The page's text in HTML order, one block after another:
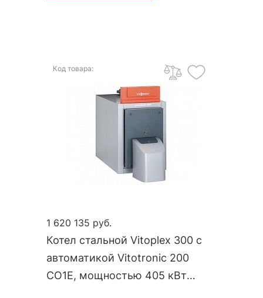
Код товара:
1 620 135 руб.
Котел стальной Vitoplex 300 с
автоматикой Vitotronic 200
CO1E, мощностью 405 кВт